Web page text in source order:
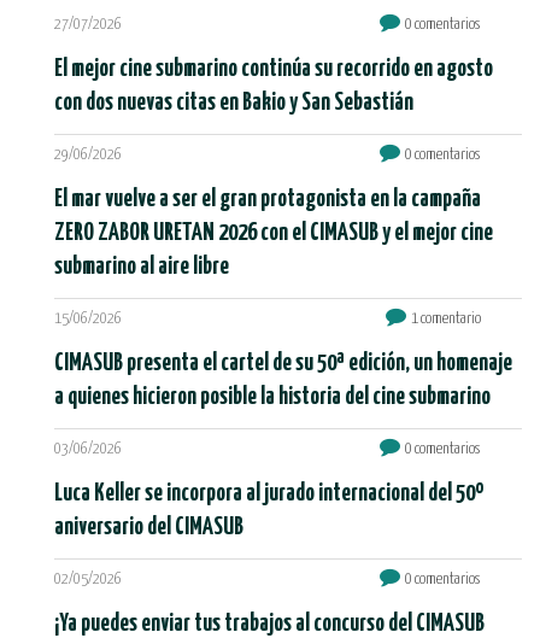
27/07/2026 0 comentarios
El mejor cine submarino continúa su recorrido en agosto
con dos nuevas citas en Bakio y San Sebastián
29/06/2026 0 comentarios
El mar vuelve a ser el gran protagonista en la campaña
ZERO ZABOR URETAN 2026 con el CIMASUB y el mejor cine
submarino al aire libre
15/06/2026 1 comentario
CIMASUB presenta el cartel de su 50ª edición, un homenaje
a quienes hicieron posible la historia del cine submarino
03/06/2026 0 comentarios
Luca Keller se incorpora al jurado internacional del 50º
aniversario del CIMASUB
02/05/2026 0 comentarios
¡Ya puedes enviar tus trabajos al concurso del CIMASUB